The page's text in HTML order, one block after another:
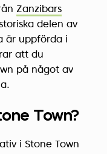
Zanzibars
delen av
är uppförda i
att du
på något av
Town?
i Stone Town